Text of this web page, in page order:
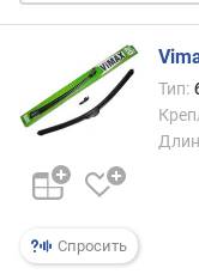
т
в
а
м
п
д
а
Спросить
Тип: